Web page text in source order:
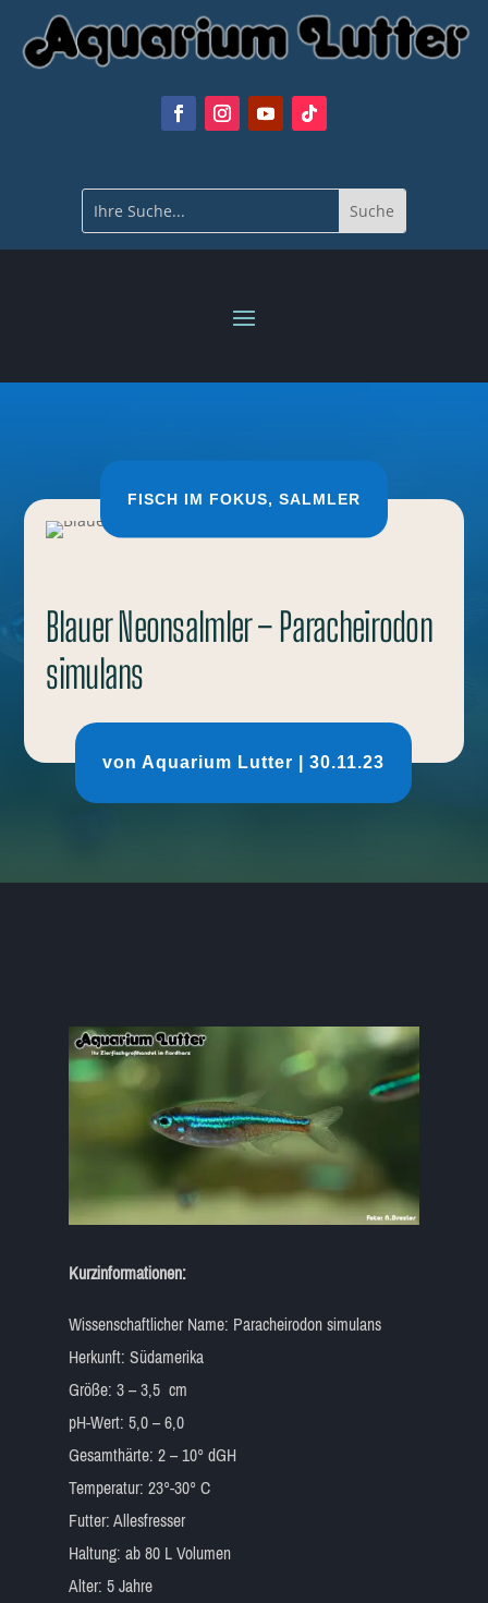
FISCH IM FOKUS, SALMLER
Blauer Neonsalmler – Paracheirodon
simulans
von Aquarium Lutter |30.11.23
Kurzinformationen:
Wissenschaftlicher Name: Paracheirodon simulans
Herkunft: Südamerika
Größe: 3 – 3,5 cm
pH-Wert: 5,0 – 6,0
Gesamthärte: 2 – 10° dGH
Temperatur: 23°-30° C
Futter: Allesfresser
Haltung: ab 80 L Volumen
Alter: 5 Jahre